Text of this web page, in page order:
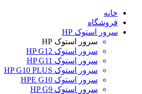
خانه
فروشگاه
سرور استوک HP
سرور استوک HP
سرور استوک HP G12
سرور استوک HP G11
سرور استوک HP G10 PLUS
سرور استوک HPE G10
سرور استوک HP G9